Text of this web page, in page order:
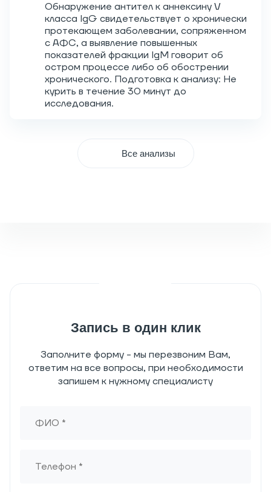
Обнаружение антител к аннексину V
класса IgG свидетельствует о хронически
протекающем заболевании, сопряженном
с АФС, а выявление повышенных
показателей фракции IgM говорит об
остром процессе либо об обострении
хронического. Подготовка к анализу: Не
курить в течение 30 минут до
исследования.
Все анализы
Запись в один клик
Заполните форму - мы перезвоним Вам,
ответим на все вопросы, при необходимости
запишем к нужному специалисту